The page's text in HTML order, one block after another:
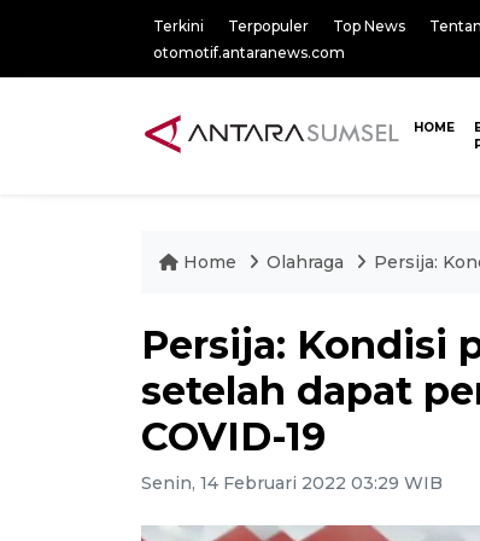
Terkini Terpopuler Top News
otomotif.antaranews.com
HOME
Home Olahraga Persija:
Persija: Kondisi
setelah dapat
COVID-19
Senin, 14 Februari 2022 03:29 WIB